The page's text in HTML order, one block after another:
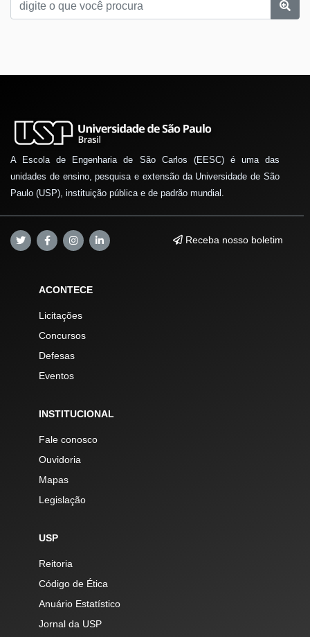
A Escola de Engenharia de São Carlos (EESC) é uma das
unidades de ensino, pesquisa e extensão da Universidade de São
Paulo (USP), instituição pública e de padrão mundial.
Receba nosso boletim
ACONTECE
Licitações
Concursos
Defesas
Eventos
INSTITUCIONAL
Fale conosco
Ouvidoria
Mapas
Legislação
USP
Reitoria
Código de Ética
Anuário Estatístico
Jornal da USP